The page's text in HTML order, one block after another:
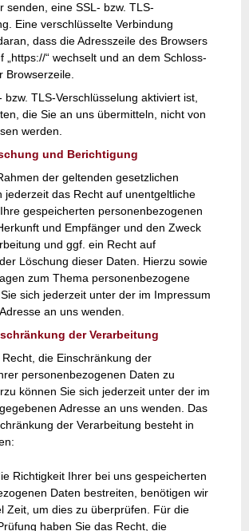
senden, eine SSL- bzw. TLS-
Eine verschlüsselte Verbindung
dass die Adresszeile des Browsers
„https://“ wechselt und an dem Schloss-
Browserzeile.
bzw. TLS-Verschlüsselung aktiviert ist,
die Sie an uns übermitteln, nicht von
werden.
und Berichtigung
der geltenden gesetzlichen
jederzeit das Recht auf unentgeltliche
gespeicherten personenbezogenen
und Empfänger und den Zweck
und ggf. ein Recht auf
Löschung dieser Daten. Hierzu sowie
zum Thema personenbezogene
sich jederzeit unter der im Impressum
an uns wenden.
der Verarbeitung
die Einschränkung der
personenbezogenen Daten zu
können Sie sich jederzeit unter der im
Adresse an uns wenden. Das
der Verarbeitung besteht in
Richtigkeit Ihrer bei uns gespeicherten
Daten bestreiten, benötigen wir
Zeit, um dies zu überprüfen. Für die
haben Sie das Recht, die